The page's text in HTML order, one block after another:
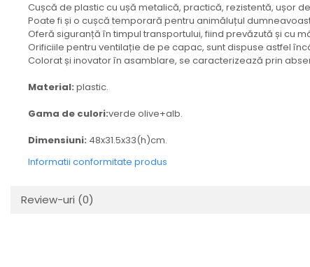
Cușcă de plastic cu ușă metalică, practică, rezistentă, ușor
Poate fi și o cușcă temporară pentru animăluțul
Oferă siguranță în timpul transportului, fiind prevăzută și cu
Orificiile pentru ventilație de pe capac, sunt dispuse astfel
Colorat și inovator în asamblare, se caracterizează prin
Material: plastic.
Gama de culori:verde olive+alb.
Dimensiuni: 48x31.5x33(h)cm.
Informatii conformitate produs
Review-uri (0)